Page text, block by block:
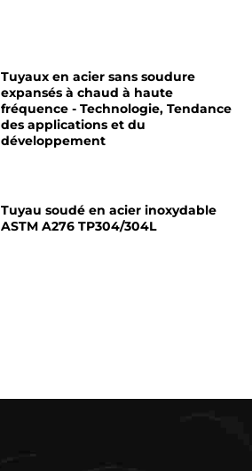
Tuyaux en acier sans soudure
expansés à chaud à haute
fréquence - Technologie, Tendance
des applications et du
développement
Tuyau soudé en acier inoxydable
ASTM A276 TP304/304L